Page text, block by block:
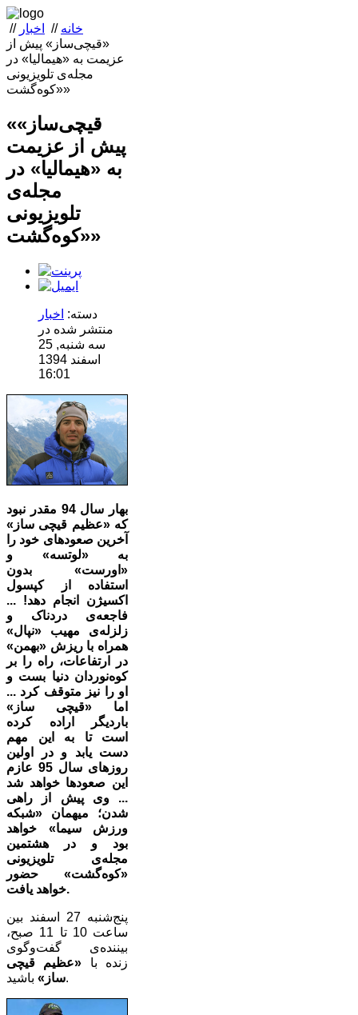
خانه // اخبار //
«قیچی‌ساز» پیش از
عزیمت به «هیمالیا» در
مجله‌ی تلویزیونی
«کوه‌گشت»
«قیچی‌ساز»
پیش از عزیمت
به «هیمالیا» در
مجله‌ی
تلویزیونی
«کوه‌گشت»
دسته: اخبار
منتشر شده در
سه شنبه, 25
اسفند 1394
16:01
بهار سال 94 مقدر نبود
که «عظیم قیچی ساز»
آخرین صعودهای خود را
به «لوتسه» و
«اورست» بدون
استفاده از کپسول
اکسیژن انجام دهد! ...
فاجعه‌ی دردناک و
زلزله‌ی مهیب «نپال»
همراه با ریزش «بهمن»
در ارتفاعات، راه را بر
کوه‌نوردان دنیا بست و
او را نیز متوقف کرد ...
اما «قیچی ساز»
باردیگر اراده کرده
است تا به این مهم
دست یابد و در اولین
روزهای سال 95 عازم
این صعودها خواهد شد
... وی پیش از راهی
شدن؛ میهمان «شبکه
ورزش سیما» خواهد
بود و در هشتمین
مجله‌ی تلویزیونی
«کوه‌گشت» حضور
خواهد یافت.
پنج‌شنبه 27 اسفند بین
ساعت 10 تا 11 صبح،
بیننده‌ی گفت‌وگوی
زنده با «عظیم قیچی
ساز»باشید.